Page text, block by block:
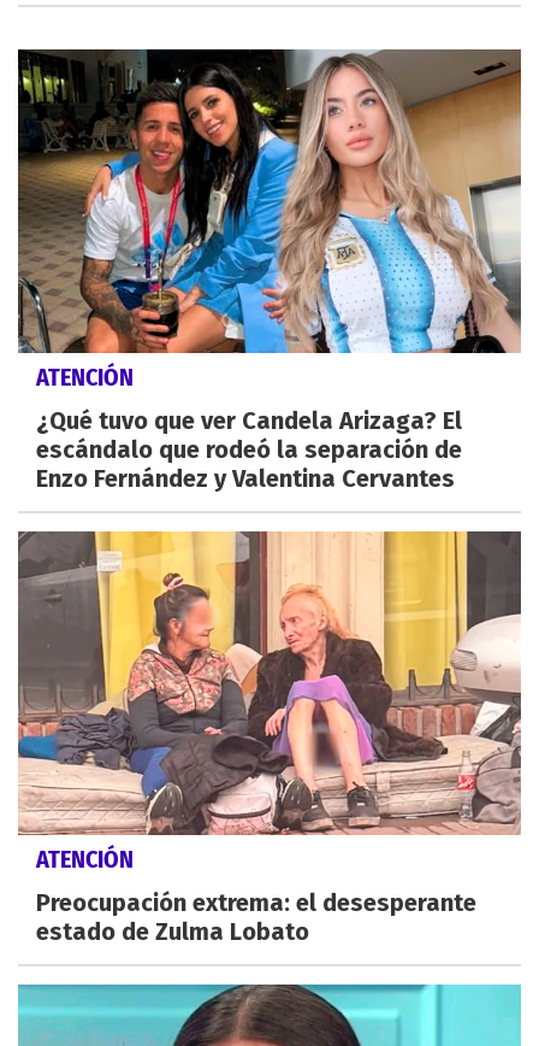
ATENCIÓN
¿Qué tuvo que ver Candela Arizaga? El
escándalo que rodeó la separación de
Enzo Fernández y Valentina Cervantes
ATENCIÓN
Preocupación extrema: el desesperante
estado de Zulma Lobato